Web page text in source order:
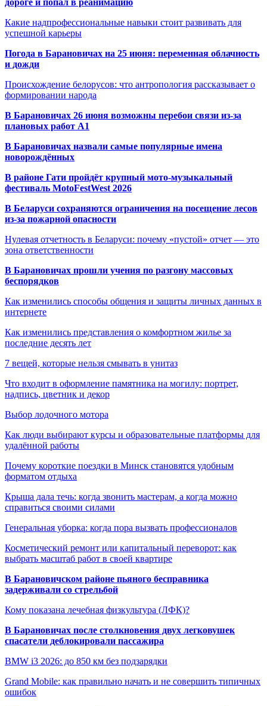
Какие надпрофессиональные навыки стоит развивать для
успешной карьеры
Погода в Барановичах на 25 июня: переменная облачность
и дожди
Происхождение белорусов: что антропология рассказывает о
формировании народа
В Барановичах 26 июня возможны перебои связи из-за
плановых работ A1
В Барановичах назвали самые популярные имена
новорождённых
В районе Гати пройдёт крупный мото-музыкальный
фестиваль MotoFestWest 2026
В Беларуси сохраняются ограничения на посещение лесов
из-за пожарной опасности
Нулевая отчетность в Беларуси: почему «пустой» отчет — это
зона ответственности
В Барановичах прошли учения по разгону массовых
беспорядков
Как изменились способы общения и защиты личных данных в
интернете
Как изменились представления о комфортном жилье за
последние десять лет
7 вещей, которые нельзя смывать в унитаз
Что входит в оформление памятника на могилу: портрет,
надпись, цветник и декор
Выбор лодочного мотора
Как люди выбирают курсы и образовательные платформы для
удалённой работы
Почему короткие поездки в Минск становятся удобным
форматом отдыха
Крыша дала течь: когда звонить мастерам, а когда можно
справиться своими силами
Генеральная уборка: когда пора вызвать профессионалов
Косметический ремонт или капитальный переворот: как
выбрать масштаб работ в своей квартире
В Барановичском районе пьяного бесправника
задерживали со стрельбой
Кому показана лечебная физкультура (ЛФК)?
В Барановичах после столкновения двух легковушек
спасатели деблокировали пассажира
BMW i3 2026: до 850 км без подзарядки
Grand Mobile: как правильно начать и не совершить типичных
ошибок